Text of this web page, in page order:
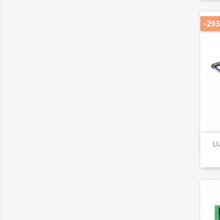
-